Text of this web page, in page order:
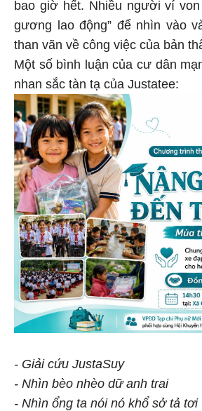
bao giờ hết. Nhiều người ví von
gương lao động” để nhìn vào
than vãn về công việc của bản
Một số bình luận của cư dân
nhan sắc tàn tạ của Justatee:
- Giải cứu JustaSuy
- Nhìn bèo nhèo dữ anh trai
- Nhìn ổng ta nói nó khổ sở tả tơi